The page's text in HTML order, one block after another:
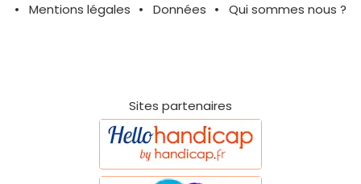
Mentions légales
Données Qui sommes nous ?
Sites partenaires